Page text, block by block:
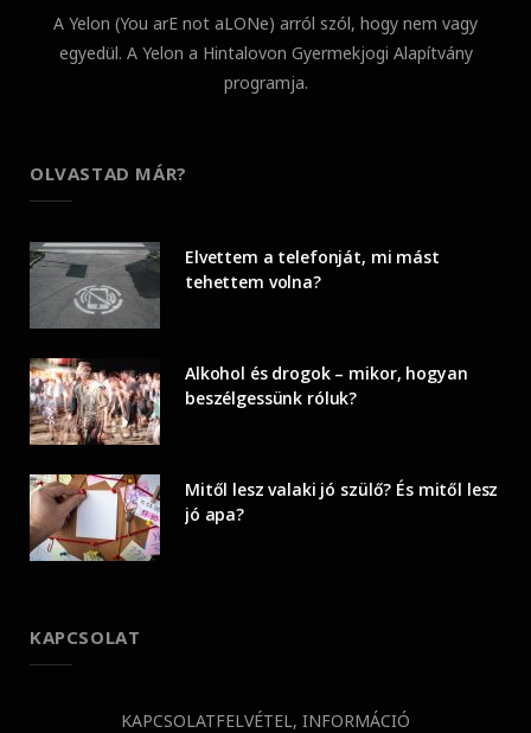
A Yelon (You arE not aLONe) arról szól, hogy nem vagy
egyedül. A Yelon a Hintalovon Gyermekjogi Alapítvány
programja.
OLVASTAD MÁR?
Elvettem a telefonját, mi mást
tehettem volna?
Alkohol és drogok – mikor, hogyan
beszélgessünk róluk?
Mitől lesz valaki jó szülő? És mitől lesz
jó apa?
KAPCSOLAT
KAPCSOLATFELVÉTEL, INFORMÁCIÓ